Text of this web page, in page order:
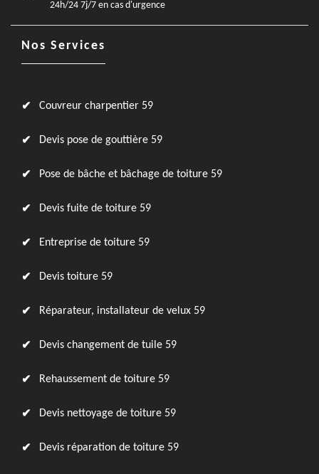
24h/24 7j/7 en cas d'urgence
Nos Services
Couvreur charpentier 59
Devis pose de gouttière 59
Pose de bâche et bâchage de toiture 59
Devis fuite de toiture 59
Entreprise de toiture 59
Devis toiture 59
Réparateur, installateur de velux 59
Devis changement de tuile 59
Rehaussement de toiture 59
Devis nettoyage de toiture 59
Devis réparation de toiture 59